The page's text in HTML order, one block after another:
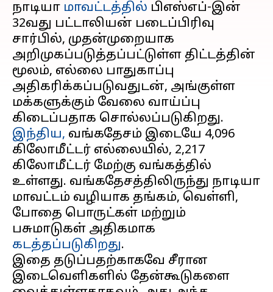
நாடியா மாவட்டத்தில் பிஎஸ்எப்-இன்
32வது பட்டாலியன் படைப்பிரிவு
சார்பில், முதன்முறையாக
அறிமுகப்படுத்தப்பட்டுள்ள திட்டத்தின்
மூலம், எல்லை பாதுகாப்பு
அதிகரிக்கப்படுவதுடன், அங்குள்ள
மக்களுக்கும் வேலை வாய்ப்பு
இந்திய, வங்கதேசம் இடையே 4,096
கிலோமீட்டர் எல்லையில், 2,217
கிலோமீட்டர் மேற்கு வங்கத்தில்
உள்ளது. வங்கதேசத்திலிருந்து நாடியா
மாவட்டம் வழியாக தங்கம், வெள்ளி,
போதை பொருட்கள் மற்றும்
பசுமாடுகள் அதிகமாக
கடத்தப்படுகிறது.
இதை தடுப்பதற்காகவே சீரான
இடைவெளிகளில் தேன்கூடுகளை